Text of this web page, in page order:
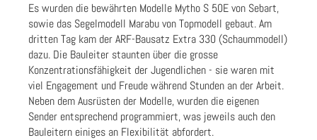
Es wurden die bewährten Modelle Mytho S 50E von Sebart,
sowie das Segelmodell Marabu von Topmodell gebaut. Am
dritten Tag kam der ARF-Bausatz Extra 330 (Schaummodell)
dazu. Die Bauleiter staunten über die grosse
Konzentrationsfähigkeit der Jugendlichen - sie waren mit
viel Engagement und Freude während Stunden an der Arbeit.
Neben dem Ausrüsten der Modelle, wurden die eigenen
Sender entsprechend programmiert, was jeweils auch den
Bauleitern einiges an Flexibilität abfordert.